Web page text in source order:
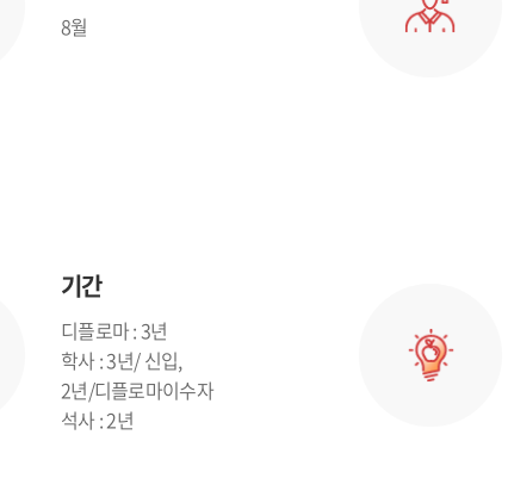
8월
기간
디플로마 : 3년
학사 : 3년/ 신입,
2년/디플로마이수자
석사 : 2년